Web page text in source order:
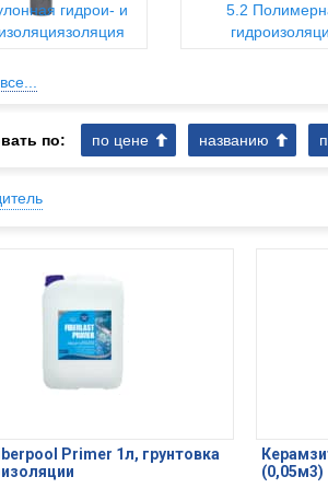
гидрои- и
5.2
по: по цене названию
Primer 1л, грунтовка
(0,05м3)